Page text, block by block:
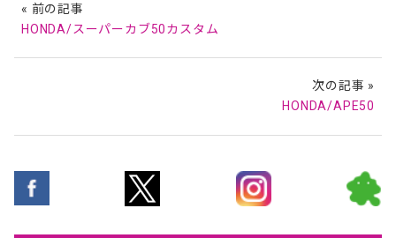
« 前の記事
HONDA/スーパーカブ50カスタム
次の記事 »
HONDA/APE50